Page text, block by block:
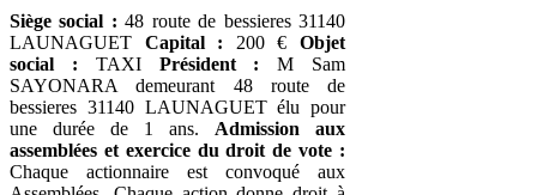
Siège social : 48 route de bessieres 31140
LAUNAGUET Capital : 200 €Objet
social : TAXI Président : M Sam
SAYONARA demeurant 48 route de
bessieres 31140 LAUNAGUET élu pour
une durée de 1 ans. Admission aux
assemblées et exercice du droit de vote :
Chaque actionnaire est convoqué aux